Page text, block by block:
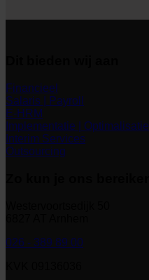
Financieel
Salaris | Payroll
E-HRM
Implementatie | Optimalisatie
Interim Services
Outsourcing
026 - 389 89 00